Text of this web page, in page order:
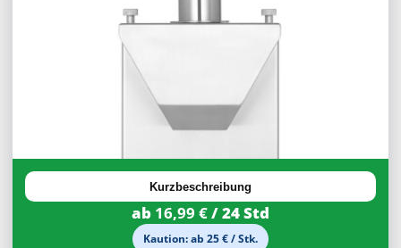
30%
Rabatt Kurzbeschreibung
ab 16,99 €/ 24 Std
Kaution: ab 25 € / Stk.